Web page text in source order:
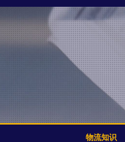
物流知识